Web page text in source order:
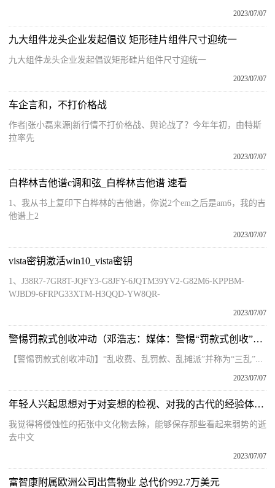
2023/07/07
九大组件龙头企业发起倡议 矩形硅片组件尺寸迎统一
九大组件龙头企业发起倡议矩形硅片组件尺寸迎统一
2023/07/07
车企言和，不打价格战
作者|张小磊来源|新行情不打价格战、舆论战了？今年年初，由特斯
拉率先
2023/07/07
白桦林吉他谱c调和弦_白桦林吉他谱 速看
1、我从书上复印下白桦林的吉他谱，你说2个em之后是am6，我的吉
他谱上2
2023/07/07
vista密钥激活win10_vista密钥
1、J38R7-7GR8T-JQFY3-G8JFY-6JQTM39YV2-G82M6-KPPBM-
WJBD9-6FRPG33XTM-H3QQD-YW8QR-
2023/07/07
警惕罚款式创收冲动（邓浩志：媒体：警惕“罚款式创收”冲动）
【警惕罚款式创收冲动】“乱收费、乱罚款、乱摊派”并称为“三乱”...
2023/07/07
年轻人兴起思想对于对妄想的检视、对我的古代的经验体制的屈服，以及对黑暗的反思
我觉得将侵蚀性的拓张中文化物去除，能够保存那些看起来弱势的逝
去中文
2023/07/07
富智康附属欧洲公司出售物业 总代价992.7万美元